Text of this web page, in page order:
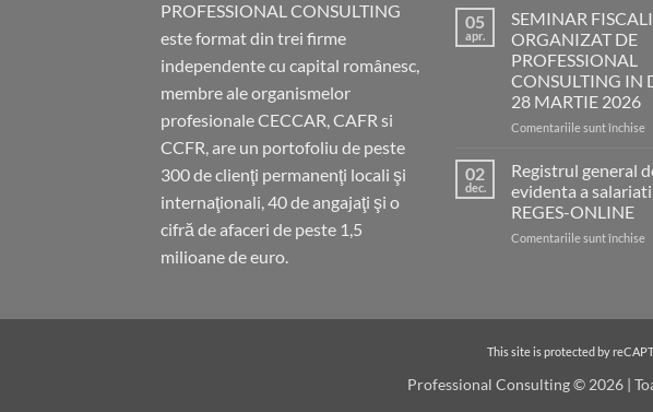
PROFESSIONAL CONSULTING
este format din trei firme
independente cu capital românesc,
membre ale organismelor
profesionale CECCAR, CAFR si
CCFR, are un portofoliu de peste
300 de clienţi permanenţi locali şi
internaţionali, 40 de angajaţi şi o
cifră de afaceri de peste 1,5
milioane de euro.
05
apr.
SEMINAR
ORGANIZAT DE
PROFESSIONAL
CONSULTING IN
28 MARTIE 2026
Comentariile sunt închise
02
dec.
Registrul general
evidenta a
REGES-ONLINE
Comentariile sunt închise
This site is protected by
Professional Consulting © 2026 |